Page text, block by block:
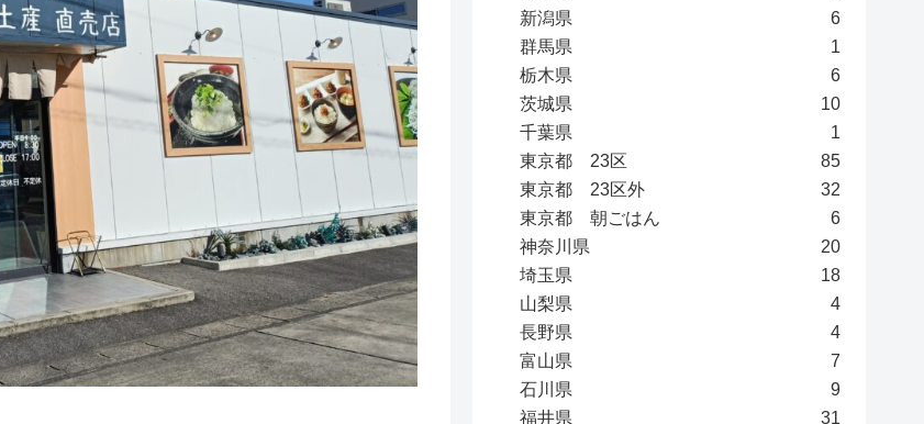
新潟県
6
群馬県
1
栃木県
6
茨城県
10
千葉県
1
東京都 23区
85
東京都 23区外
32
東京都 朝ごはん
6
神奈川県
20
埼玉県
18
山梨県
4
長野県
4
富山県
7
石川県
9
福井県
31